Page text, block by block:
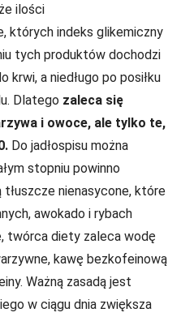
ilości
których indeks glikemiczny
tych produktów dochodzi
krwi, a niedługo po posiłku
Dlatego zaleca się
i owoce, ale tylko te,
Do jadłospisu można
stopniu powinno
tłuszcze nienasycone, które
awokado i rybach
twórca diety zaleca wodę
kawę bezkofeinową
Ważną zasadą jest
w ciągu dnia zwiększa